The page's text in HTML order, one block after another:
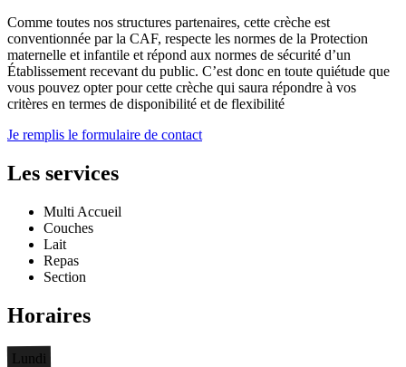
Comme toutes nos structures partenaires, cette crèche est
conventionnée par la CAF, respecte les normes de la Protection
maternelle et infantile et répond aux normes de sécurité d’un
Établissement recevant du public. C’est donc en toute quiétude que
vous pouvez opter pour cette crèche qui saura répondre à vos
critères en termes de disponibilité et de flexibilité
Je remplis le formulaire de contact
Les services
Multi Accueil
Couches
Lait
Repas
Section
Horaires
Lundi